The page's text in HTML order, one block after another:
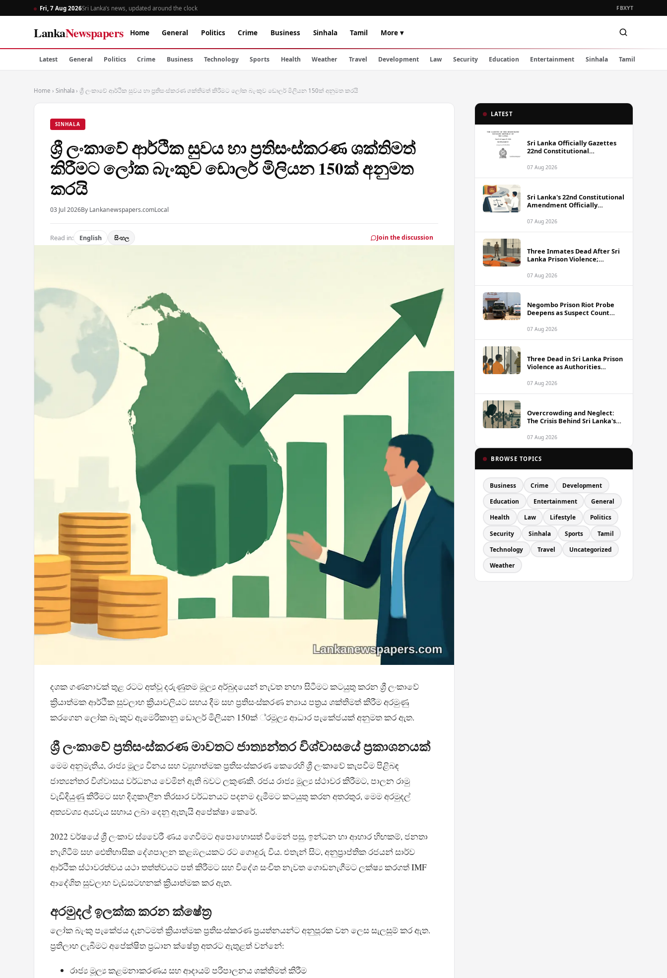
Fri, 7 Aug 2026Sri Lanka’s news, updated around the clock FBXYT
LankaNewspapers Home General Politics Crime Business Sinhala Tamil More ▾
Latest General Politics Crime Business Technology Sports Health Weather Travel Development Law Security Education Entertainment Sinhala Tamil
Home › Sinhala › ශ්‍රී ලංකාවේ ආර්ථික සුවය හා ප්‍රතිසංස්කරණ ශක්තිමත් කිරීමට ලෝක බැංකුව ඩොලර් මිලියන 150ක් අනුමත කරයි
SINHALA
ශ්‍රී ලංකාවේ ආර්ථික සුවය හා ප්‍රතිසංස්කරණ ශක්තිමත්
කිරීමට ලෝක බැංකුව ඩොලර් මිලියන 150ක් අනුමත
කරයි
03 Jul 2026By Lankanewspapers.comLocal
Read in: English සිංහල Join the discussion
දශක ගණනාවක් තුළ රටට අත්වූ දරුණුතම මූල්‍ය අර්බුදයෙන් නැවත නඟා සිටීමට කටයුතු කරන ශ්‍රී ලංකාවේ
ක්‍රියාත්මක ආර්ථික සුවලාභ ක්‍රියාවලියට සහය දීම සහ ප්‍රතිසංස්කරණ න්‍යාය පත්‍රය ශක්තිමත් කිරීම අරමුණු
කරගෙන ලෝක බැංකුව ඇමෙරිකානු ඩොලර් මිලියන 150ක් ්‍රමූල්‍ය ආධාර පැකේජයක් අනුමත කර ඇත.
ශ්‍රී ලංකාවේ ප්‍රතිසංස්කරණ මාවතට ජාත්‍යන්තර විශ්වාසයේ ප්‍රකාශනයක්
මෙම අනුමැතිය, රාජ්‍ය මූල්‍ය විනය සහ ව්‍යුහාත්මක ප්‍රතිසංස්කරණ කෙරෙහි ශ්‍රී ලංකාවේ කැපවීම පිළිබඳ
ජාත්‍යන්තර විශ්වාසය වර්ධනය වෙමින් ඇති බවට ලකුණකි. රජය රාජ්‍ය මූල්‍ය ස්ථාවර කිරීමට, පාලන රාමු
වැඩිදියුණු කිරීමට සහ දිගුකාලීන තිරසාර වර්ධනයට පදනම දැමීමට කටයුතු කරන අතරතුර, මෙම අරමුදල්
අත්‍යවශ්‍ය අයවැය සහාය ලබා දෙනු ඇතැයි අපේක්ෂා කෙරේ.
2022 වර්ෂයේ ශ්‍රී ලංකාව ස්වෛරී ණය ගෙවීමට අපොහොසත් වීමෙන් පසු, ඉන්ධන හා ආහාර හිඟකම්, ජනතා
නැගිටීම් සහ ඓතිහාසික දේශපාලන කළඹලයකට රට ගොදුරු විය. එතැන් සිට, අනුප්‍රාප්තික රජයන් සාර්ව
ආර්ථික ස්ථාවරත්වය යථා තත්ත්වයට පත් කිරීමට සහ විදේශ සංචිත නැවත ගොඩනැගීමට ලක්ෂ්‍ය කරගත් IMF
ආදේශිත සුවලාභ වැඩසටහනක් ක්‍රියාත්මක කර ඇත.
අරමුදල් ඉලක්ක කරන ක්ෂේත්‍ර
ලෝක බැංකු පැකේජය දැනටමත් ක්‍රියාත්මක ප්‍රතිසංස්කරණ ප්‍රයත්නයන්ට අනුපූරක වන ලෙස සැලසුම් කර ඇත.
ප්‍රතිලාභ ලැබීමට අපේක්ෂිත ප්‍රධාන ක්ෂේත්‍ර අතරට ඇතුළත් වන්නේ:
රාජ්‍ය මූල්‍ය කළමනාකරණය සහ ආදායම් පරිපාලනය ශක්තිමත් කිරීම
LATEST
Sri Lanka Officially Gazettes
22nd Constitutional
07 Aug 2026
Sri Lanka's 22nd Constitutional
Amendment Officially
07 Aug 2026
Three Inmates Dead After Sri
Lanka Prison Violence;
Coordinated Plot
07 Aug 2026
Negombo Prison Riot Probe
Deepens as Suspect Count
07 Aug 2026
Three Dead in Sri Lanka Prison
Violence as Authorities
07 Aug 2026
Overcrowding and Neglect:
The Crisis Behind Sri Lanka's
07 Aug 2026
BROWSE TOPICS
Business Crime Development
Education Entertainment General
Health Law Lifestyle Politics
Security Sinhala Sports Tamil
Technology Travel Uncategorized
Weather